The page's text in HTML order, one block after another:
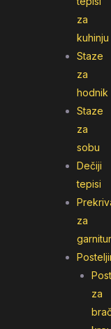
za
kuhinju
Staze
za
hodnik
Staze
za
sobu
Dečiji
tepisi
za
za